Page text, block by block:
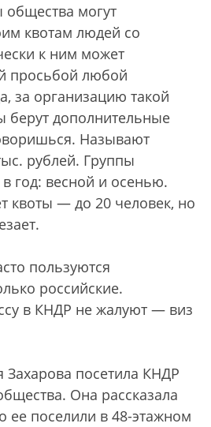
общества могут
квотам людей со
к ним может
просьбой любой
за организацию такой
берут дополнительные
Называют
рублей. Группы
год: весной и осенью.
квоты — до 20 человек, но
пользуются
российские.
в КНДР не жалуют — виз
посетила КНДР
Она рассказала
ее поселили в 48-этажном